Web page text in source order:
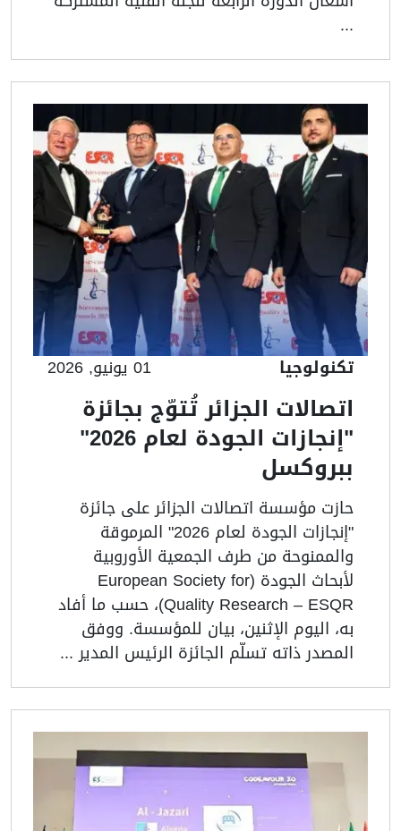
...
تكنولوجيا 01 يونيو, 2026
اتصالات الجزائر تُتوّج بجائزة
"إنجازات الجودة لعام 2026"
ببروكسل
حازت مؤسسة اتصالات الجزائر على جائزة
"إنجازات الجودة لعام 2026" المرموقة
والممنوحة من طرف الجمعية الأوروبية
لأبحاث الجودة (European Society for
Quality Research – ESQR)، حسب ما أفاد
به، اليوم الإثنين، بيان للمؤسسة. ووفق
المصدر ذاته تسلّم الجائزة الرئيس المدير ...